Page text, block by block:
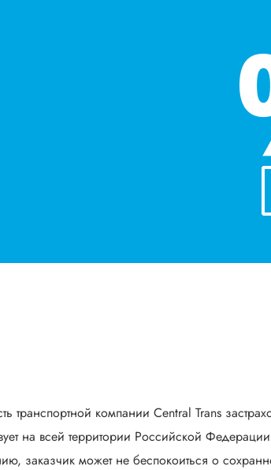
транспортной компании Central Trans
на всей территории Российской
заказчик может не беспокоиться о